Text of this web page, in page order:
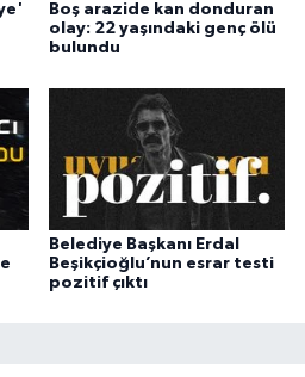
Boş arazide kan donduran
olay: 22 yaşındaki genç ölü
bulundu
Belediye Başkanı Erdal
Beşikçioğlu’nun esrar testi
pozitif çıktı